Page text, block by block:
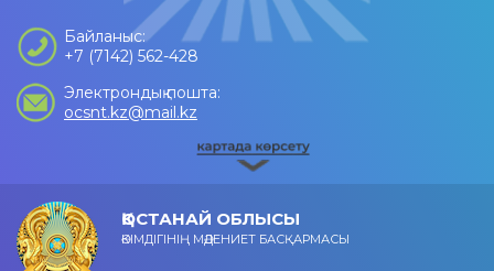
Байланыс:
+7 (7142) 562-428
Электрондық пошта:
ocsnt.kz@mail.kz
ҚОСТАНАЙ ОБЛЫСЫ
ӘКІМДІГІНІҢ МӘДЕНИЕТ БАСҚАРМАСЫ